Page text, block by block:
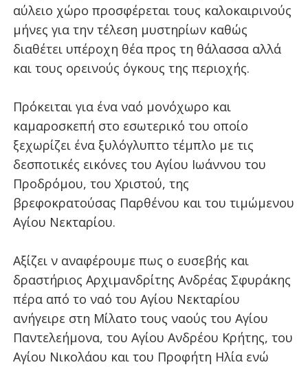
αύλειο χώρο προσφέρεται τους καλοκαιρινούς
μήνες για την τέλεση μυστηρίων καθώς
διαθέτει υπέροχη θέα προς τη θάλασσα αλλά
και τους ορεινούς όγκους της περιοχής.
Πρόκειται για ένα ναό μονόχωρο και
καμαροσκεπή στο εσωτερικό του οποίο
ξεχωρίζει ένα ξυλόγλυπτο τέμπλο με τις
δεσποτικές εικόνες του Αγίου Ιωάννου του
Προδρόμου, του Χριστού, της
βρεφοκρατούσας Παρθένου και του τιμώμενου
Αγίου Νεκταρίου.
Αξίζει ν αναφέρουμε πως ο ευσεβής και
δραστήριος Αρχιμανδρίτης Ανδρέας Σφυράκης
πέρα από το ναό του Αγίου Νεκταρίου
ανήγειρε στη Μίλατο τους ναούς του Αγίου
Παντελεήμονα, του Αγίου Ανδρέου Κρήτης, του
Αγίου Νικολάου και του Προφήτη Ηλία ενώ